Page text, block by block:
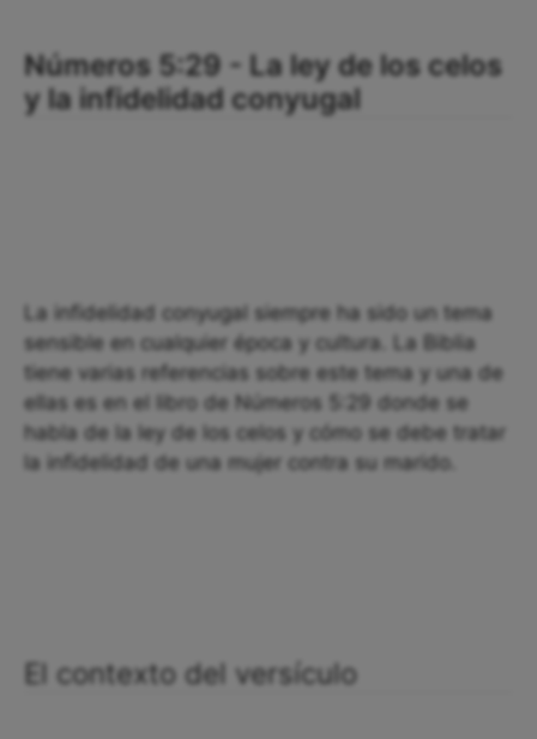
Números 5:29 - La ley de los celos
y la infidelidad conyugal
La infidelidad conyugal siempre ha sido un tema
sensible en cualquier época y cultura. La Biblia
tiene varias referencias sobre este tema y una de
ellas es en el libro de Números 5:29 donde se
habla de la ley de los celos y cómo se debe tratar
la infidelidad de una mujer contra su marido.
El contexto del versículo